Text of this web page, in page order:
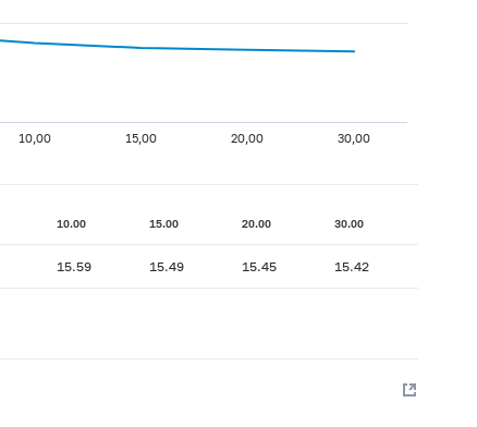
10,00 15,00 20,00 30,00
10.00 15.00 20.00 30.00
15.59 15.49 15.45 15.42